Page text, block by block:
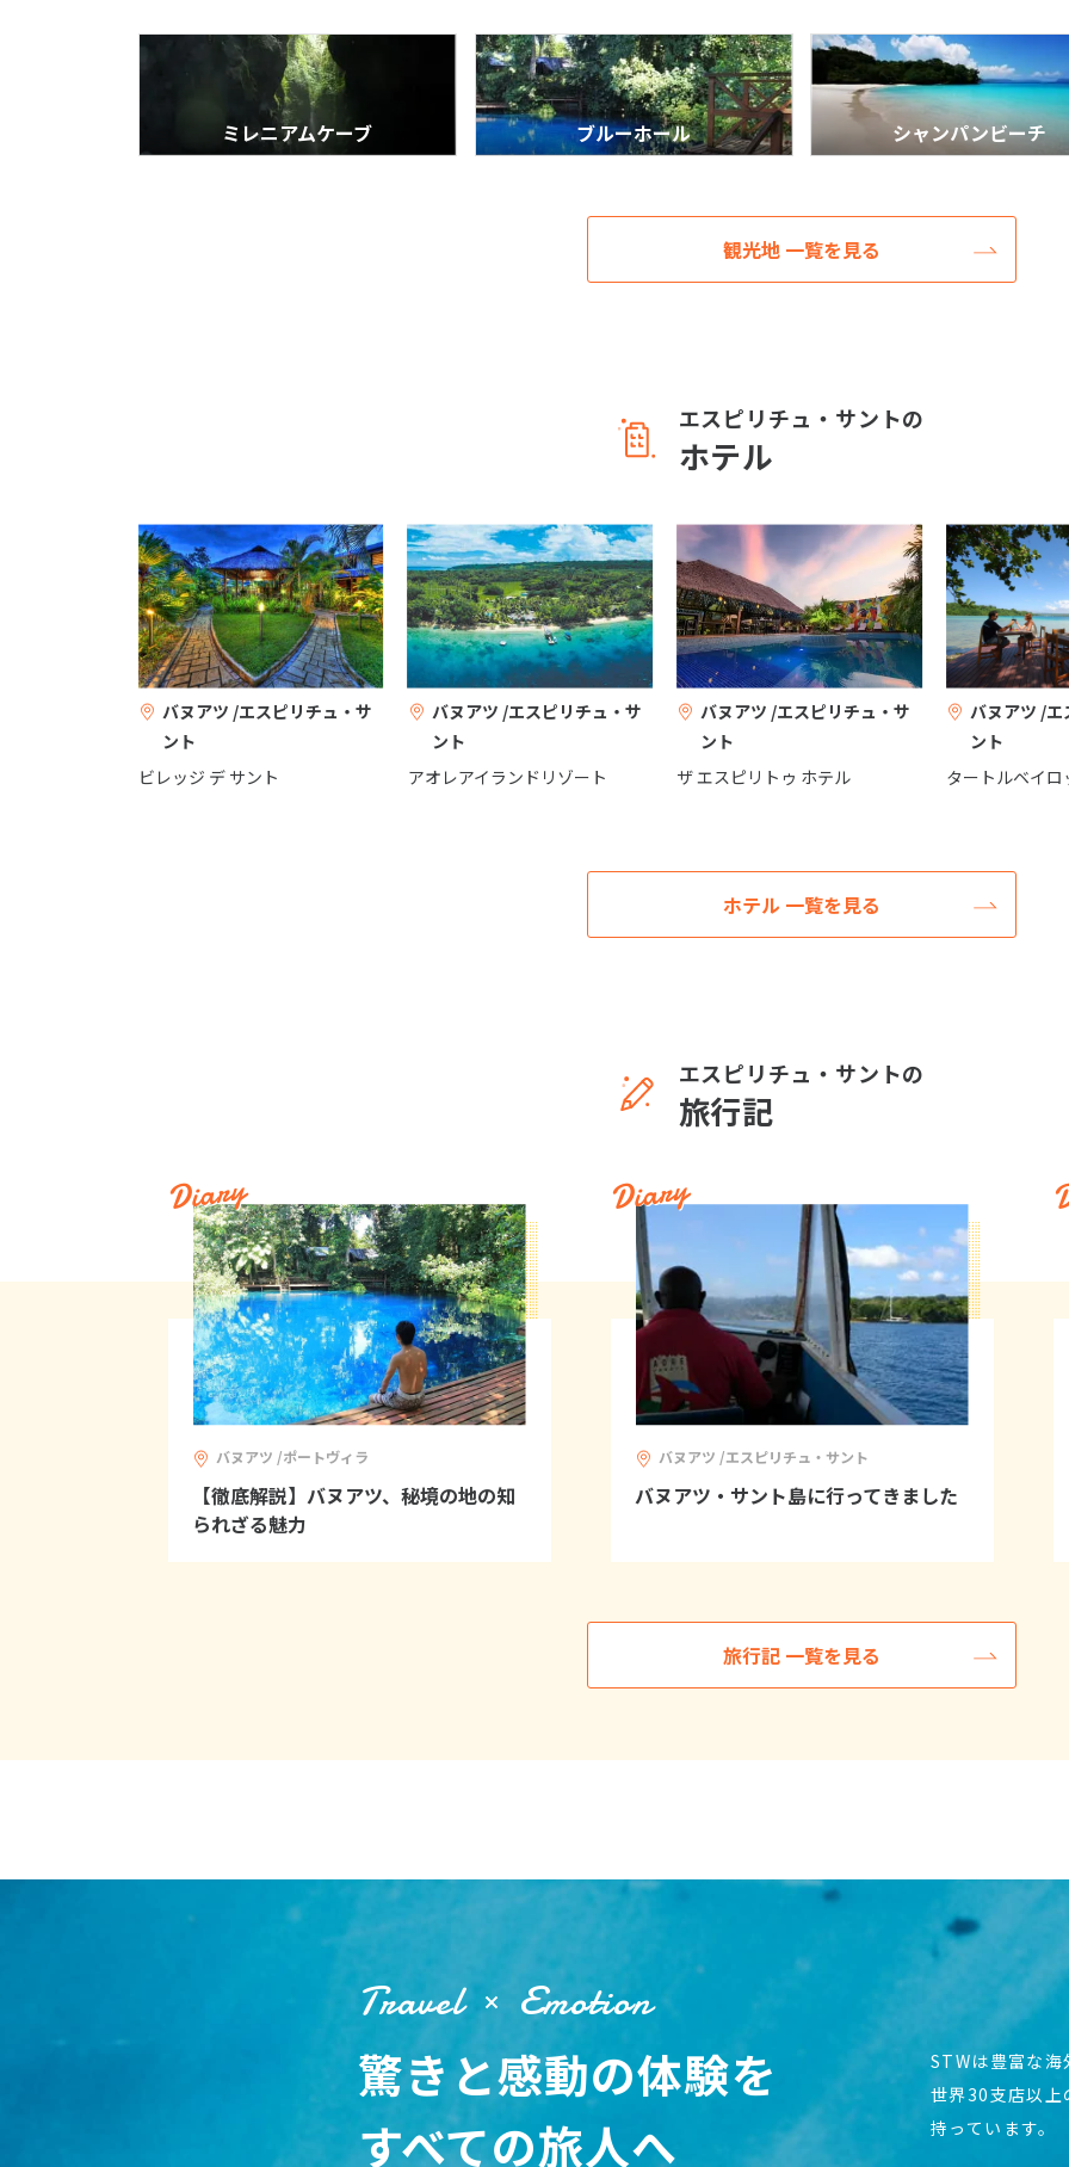
ミレニアムケーブ ブルーホール シャンパンビーチ
観光地 一覧を見る
エスピリチュ・サントの
ホテル
バヌアツ /エスピリチュ・サ
ント
ビレッジ デ サント
バヌアツ /エスピリチュ・サ
ント
アオレアイランドリゾート
バヌアツ /エスピリチュ・サ
ント
ザ エスピリトゥ ホテル
バヌアツ /
ント
タートルベイロ
ホテル 一覧を見る
エスピリチュ・サントの
旅行記
Diary
バヌアツ /ポートヴィラ
【徹底解説】バヌアツ、秘境の地の知
られざる魅力
Diary
バヌアツ /エスピリチュ・サント
バヌアツ・サント島に行ってきました
旅行記 一覧を見る
Travel Emotion
驚きと感動の体験を
すべての旅人へ
STWは豊富な
世界30支店以
持っています。